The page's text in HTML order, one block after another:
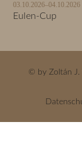
03.10.2026–04.10.2026
Eulen-Cup
© by Zoltán J.